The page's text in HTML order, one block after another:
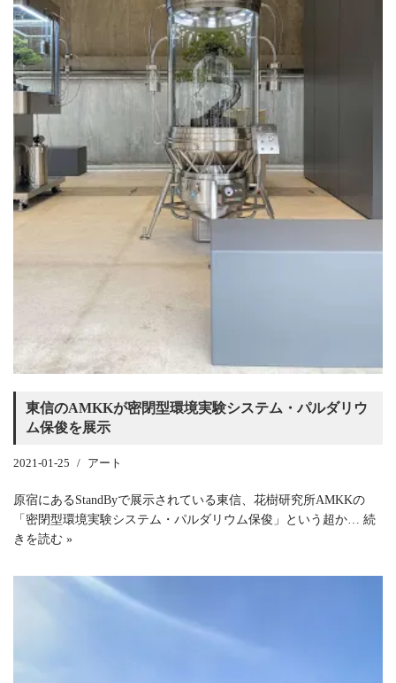
東信のAMKKが密閉型環境実験システム・パルダリウ
ム保俊を展示
2021-01-25 アート
原宿にあるStandByで展示されている東信、花樹研究所AMKKの
「密閉型環境実験システム・パルダリウム保俊」という超か… 続
きを読む »